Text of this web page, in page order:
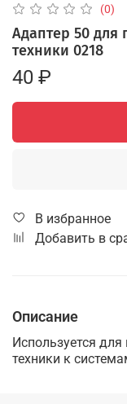
(0)
Адаптер 50
техники 0218
40 ₽
В избранное
Добавить в
Описание
Используется
техники к